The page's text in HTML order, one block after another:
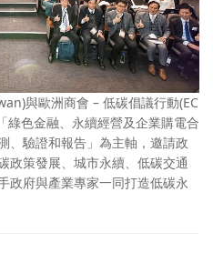
與歐洲商會 – 低碳倡議行動(EC
綠色金融、永續經營及企業購電合
、驗證和報告」為主軸，邀請政
政策發展、城市永續、低碳交通
政府與產業專家一同打造低碳永